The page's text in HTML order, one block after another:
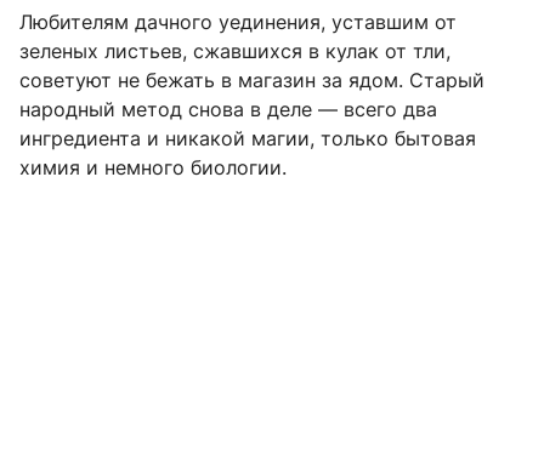
Любителям дачного уединения, уставшим от
зеленых листьев, сжавшихся в кулак от тли,
советуют не бежать в магазин за ядом. Старый
народный метод снова в деле — всего два
ингредиента и никакой магии, только бытовая
химия и немного биологии.